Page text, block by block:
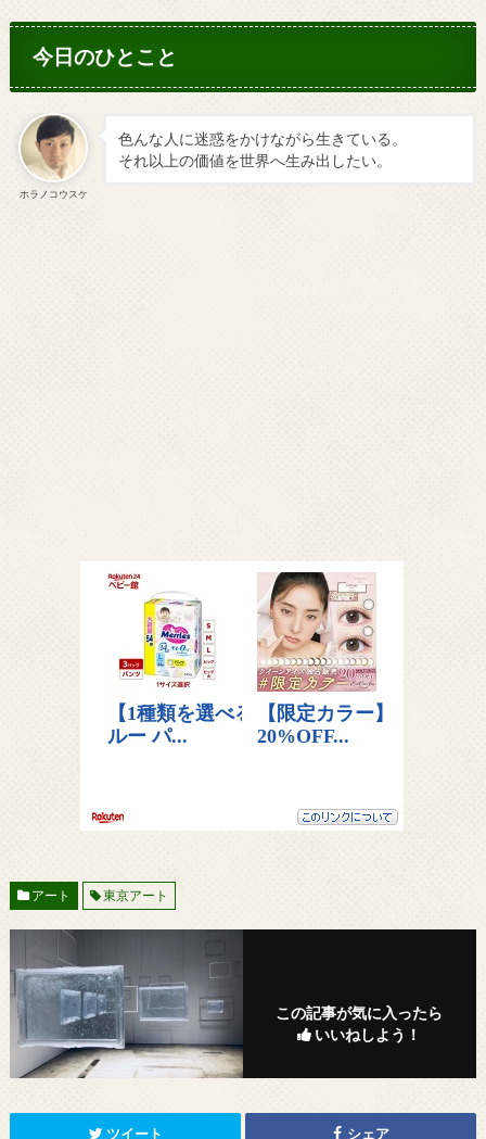
今日のひとこと
ホラノコウスケ
色んな人に迷惑をかけながら生きている。
それ以上の価値を世界へ生み出したい。
アート 東京アート
この記事が気に入ったら
いいねしよう！
ツイート シェア